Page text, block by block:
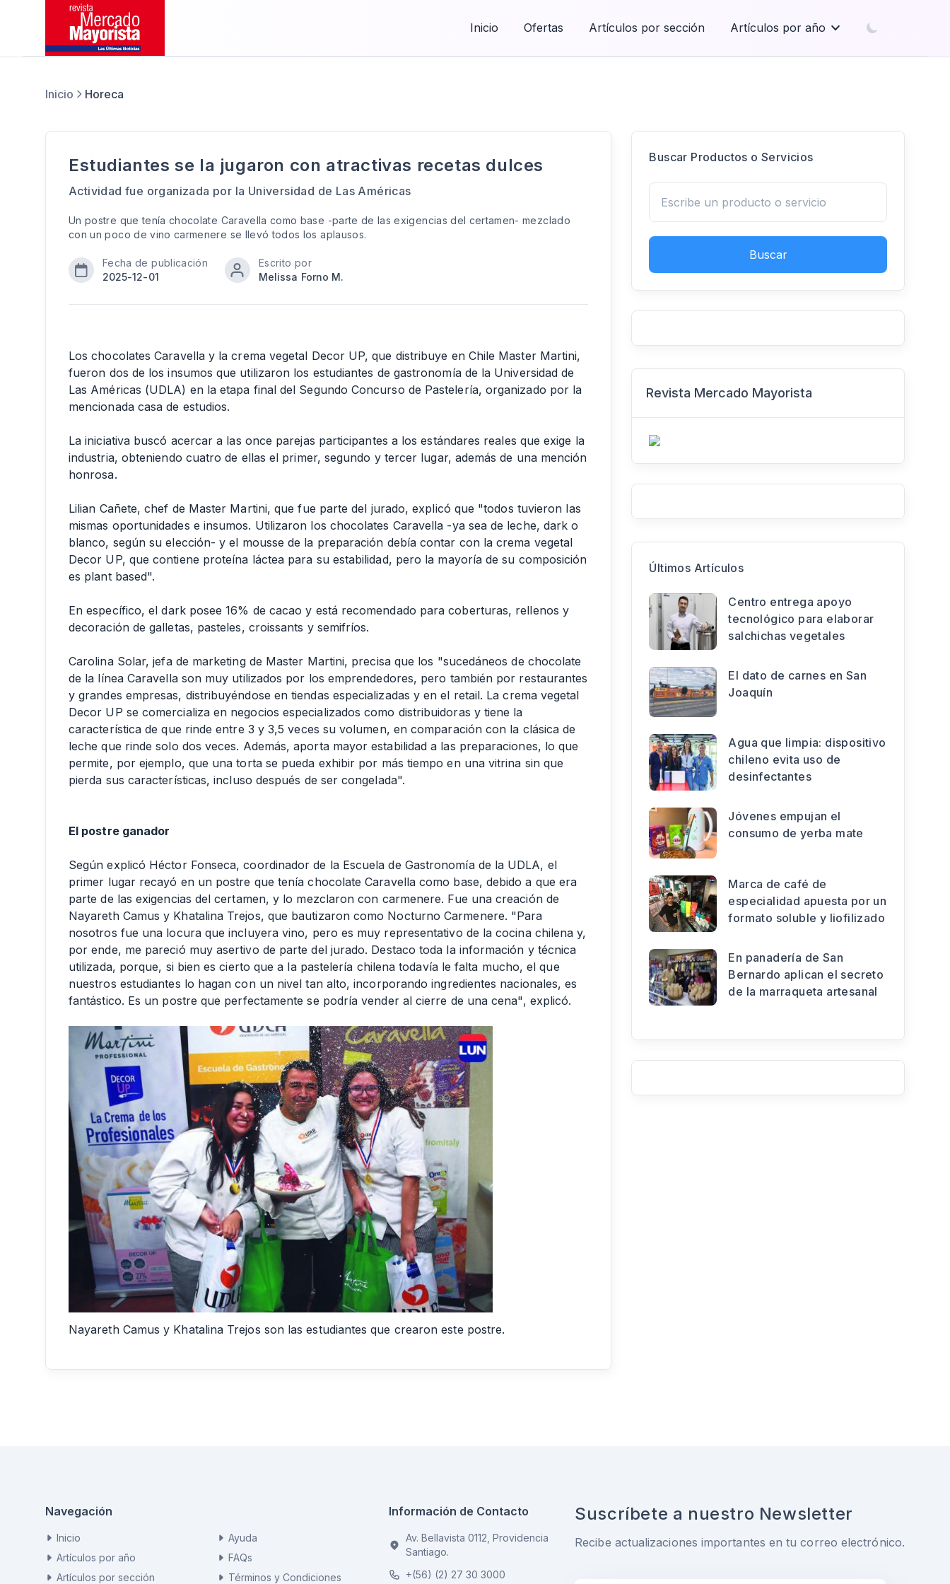
Inicio Ofertas Artículos por sección Artículos por año
Inicio Horeca
Estudiantes se la jugaron con atractivas recetas dulces
Actividad fue organizada por la Universidad de Las Américas
Un postre que tenía chocolate Caravella como base -parte de las exigencias del certamen- mezclado
con un poco de vino carmenere se llevó todos los aplausos.
Fecha de publicación
2025-12-01
Escrito por
Melissa Forno M.
Los chocolates Caravella y la crema vegetal Decor UP, que distribuye en Chile Master Martini,
fueron dos de los insumos que utilizaron los estudiantes de gastronomía de la Universidad de
Las Américas (UDLA) en la etapa final del Segundo Concurso de Pastelería, organizado por la
mencionada casa de estudios.
La iniciativa buscó acercar a las once parejas participantes a los estándares reales que exige la
industria, obteniendo cuatro de ellas el primer, segundo y tercer lugar, además de una mención
honrosa.
Lilian Cañete, chef de Master Martini, que fue parte del jurado, explicó que "todos tuvieron las
mismas oportunidades e insumos. Utilizaron los chocolates Caravella -ya sea de leche, dark o
blanco, según su elección- y el mousse de la preparación debía contar con la crema vegetal
Decor UP, que contiene proteína láctea para su estabilidad, pero la mayoría de su composición
es plant based".
En específico, el dark posee 16% de cacao y está recomendado para coberturas, rellenos y
decoración de galletas, pasteles, croissants y semifríos.
Carolina Solar, jefa de marketing de Master Martini, precisa que los "sucedáneos de chocolate
de la línea Caravella son muy utilizados por los emprendedores, pero también por restaurantes
y grandes empresas, distribuyéndose en tiendas especializadas y en el retail. La crema vegetal
Decor UP se comercializa en negocios especializados como distribuidoras y tiene la
característica de que rinde entre 3 y 3,5 veces su volumen, en comparación con la clásica de
leche que rinde solo dos veces. Además, aporta mayor estabilidad a las preparaciones, lo que
permite, por ejemplo, que una torta se pueda exhibir por más tiempo en una vitrina sin que
pierda sus características, incluso después de ser congelada".
El postre ganador
Según explicó Héctor Fonseca, coordinador de la Escuela de Gastronomía de la UDLA, el
primer lugar recayó en un postre que tenía chocolate Caravella como base, debido a que era
parte de las exigencias del certamen, y lo mezclaron con carmenere. Fue una creación de
Nayareth Camus y Khatalina Trejos, que bautizaron como Nocturno Carmenere. "Para
nosotros fue una locura que incluyera vino, pero es muy representativo de la cocina chilena y,
por ende, me pareció muy asertivo de parte del jurado. Destaco toda la información y técnica
utilizada, porque, si bien es cierto que a la pastelería chilena todavía le falta mucho, el que
nuestros estudiantes lo hagan con un nivel tan alto, incorporando ingredientes nacionales, es
fantástico. Es un postre que perfectamente se podría vender al cierre de una cena", explicó.
Nayareth Camus y Khatalina Trejos son las estudiantes que crearon este postre.
Buscar Productos o Servicios
Buscar
Revista Mercado Mayorista
Últimos Artículos
Centro entrega apoyo
tecnológico para elaborar
salchichas vegetales
El dato de carnes en San
Joaquín
Agua que limpia: dispositivo
chileno evita uso de
desinfectantes
Jóvenes empujan el
consumo de yerba mate
Marca de café de
especialidad apuesta por un
formato soluble y liofilizado
En panadería de San
Bernardo aplican el secreto
de la marraqueta artesanal
Navegación
Inicio
Artículos por año
Artículos por sección
Ayuda
FAQs
Términos y Condiciones
Información de Contacto
Av. Bellavista 0112, Providencia
Santiago.
+(56) (2) 27 30 3000
Suscríbete a nuestro Newsletter
Recibe actualizaciones importantes en tu correo electrónico.